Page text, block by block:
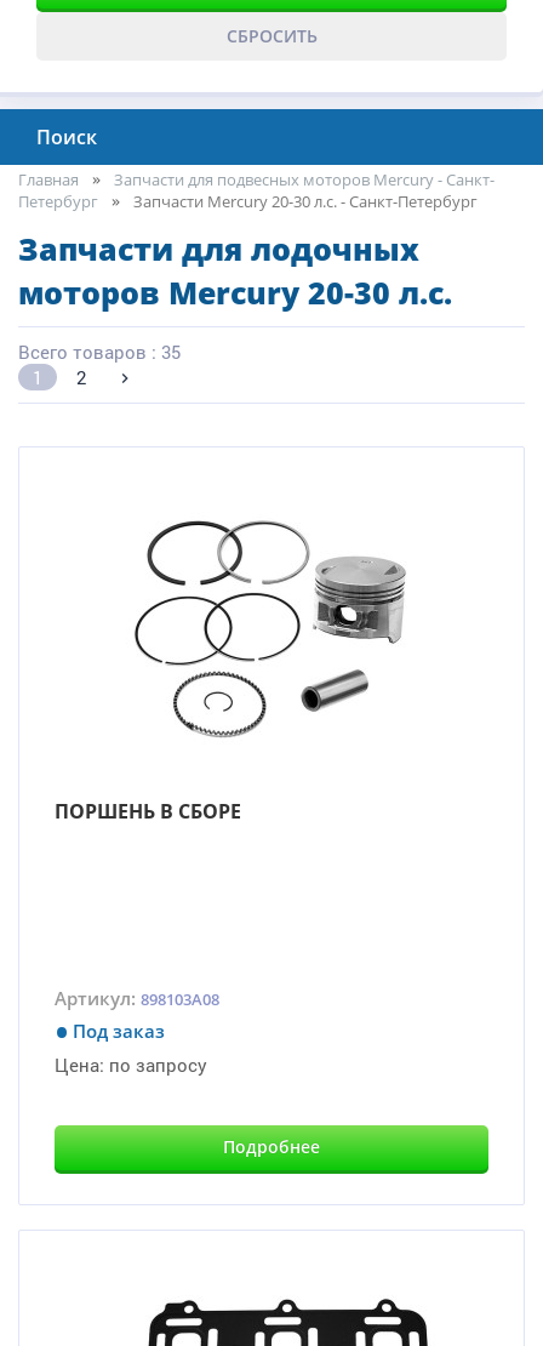
СБРОСИТЬ
Поиск
Главная
Запчасти для подвесных моторов Mercury - Санкт-
Петербург
Запчасти Mercury 20-30 л.с. - Санкт-Петербург
Запчасти для лодочных
моторов Mercury 20-30 л.с.
Всего товаров : 35
1
2
ПОРШЕНЬ В СБОРЕ
Артикул: 898103A08
Под заказ
Цена: по запросу
Подробнее